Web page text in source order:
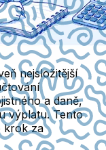
nejsložitější
a daně,
výplatu. Tento
krok za